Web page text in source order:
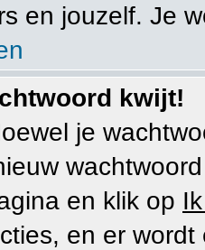
en jouzelf. Je
kwijt!
je
en klik op
en er